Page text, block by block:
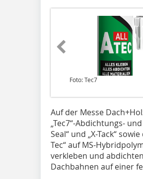
Foto: Tec7
Auf der Messe
„Tec7“-Abdichtungs-
Seal“ und „X-Tack“
Tec“ auf MS-
verkleben und
Dachbahnen auf einer